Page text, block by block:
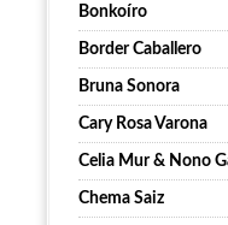
Bonkoíro
Border Caballero
Bruna Sonora
Cary Rosa Varona
Celia Mur & Nono
Chema Saiz